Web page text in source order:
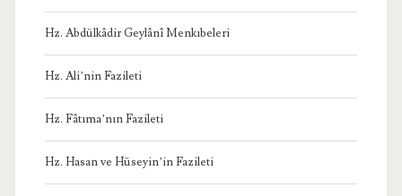
Hz. Abdülkâdir Geylânî Menkıbeleri
Hz. Ali’nin Fazileti
Hz. Fâtıma’nın Fazileti
Hz. Hasan ve Hüseyin’in Fazileti